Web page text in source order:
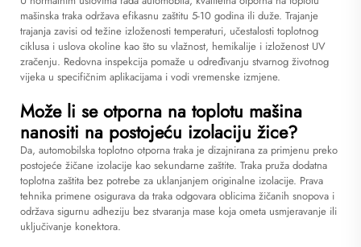
mašinska traka održava efikasnu zaštitu 5-10 godina ili duže. Trajanje
trajanja zavisi od težine izloženosti temperaturi, učestalosti toplotnog
ciklusa i uslova okoline kao što su vlažnost, hemikalije i izloženost UV
zračenju. Redovna inspekcija pomaže u određivanju stvarnog životnog
vijeka u specifičnim aplikacijama i vodi vremenske izmjene.
Može li se otporna na toplotu mašina
nanositi na postojeću izolaciju žice?
Da, automobilska toplotno otporna traka je dizajnirana za primjenu preko
postojeće žičane izolacije kao sekundarne zaštite. Traka pruža dodatna
toplotna zaštita bez potrebe za uklanjanjem originalne izolacije. Prava
tehnika primene osigurava da traka odgovara oblicima žičanih snopova i
održava sigurnu adheziju bez stvaranja mase koja ometa usmjeravanje ili
uključivanje konektora.